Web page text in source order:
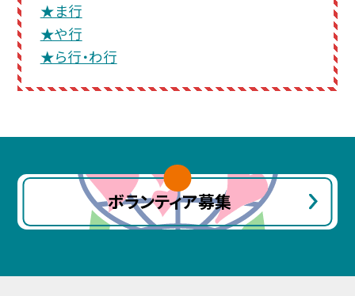
★ま行
★や行
★ら行・わ行
ボランティア募集